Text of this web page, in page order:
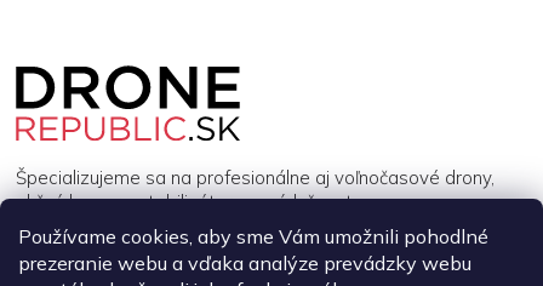
Používame cookies, aby sme Vám umožnili pohodlné
prezeranie webu a vďaka analýze prevádzky webu
e
Špecializujeme sa na profesionálne aj voľnočasové drony,
akčné kamery, stabilizátory a príslušenstvo.
INFORMÁCIE